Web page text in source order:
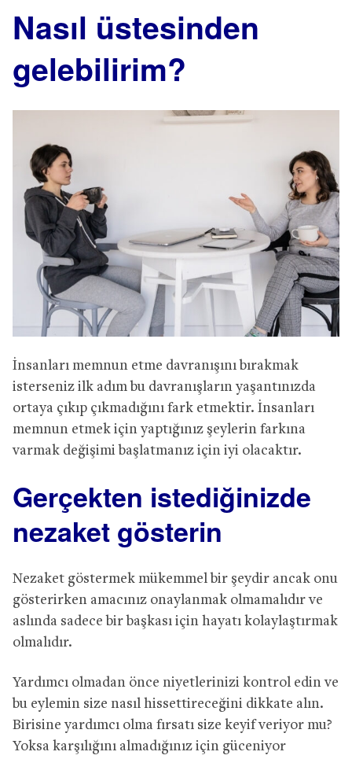
Nasıl üstesinden
gelebilirim?
İnsanları memnun etme davranışını bırakmak
isterseniz ilk adım bu davranışların yaşantınızda
ortaya çıkıp çıkmadığını fark etmektir. İnsanları
memnun etmek için yaptığınız şeylerin farkına
varmak değişimi başlatmanız için iyi olacaktır.
Gerçekten istediğinizde
nezaket gösterin
Nezaket göstermek mükemmel bir şeydir ancak onu
gösterirken amacınız onaylanmak olmamalıdır ve
aslında sadece bir başkası için hayatı kolaylaştırmak
olmalıdır.
Yardımcı olmadan önce niyetlerinizi kontrol edin ve
bu eylemin size nasıl hissettireceğini dikkate alın.
Birisine yardımcı olma fırsatı size keyif veriyor mu?
Yoksa karşılığını almadığınız için güceniyor